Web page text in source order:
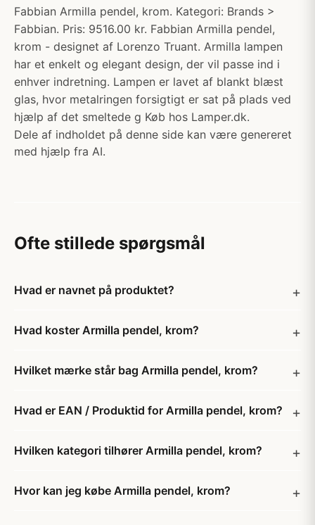
Fabbian Armilla pendel, krom. Kategori: Brands >
Fabbian. Pris: 9516.00 kr. Fabbian Armilla pendel,
krom - designet af Lorenzo Truant. Armilla lampen
har et enkelt og elegant design, der vil passe ind i
enhver indretning. Lampen er lavet af blankt blæst
glas, hvor metalringen forsigtigt er sat på plads ved
hjælp af det smeltede g Køb hos Lamper.dk.
Dele af indholdet på denne side kan være genereret
med hjælp fra AI.
Ofte stillede spørgsmål
Hvad er navnet på produktet?
Hvad koster Armilla pendel, krom?
Hvilket mærke står bag Armilla pendel, krom?
Hvad er EAN / Produktid for Armilla pendel, krom?
Hvilken kategori tilhører Armilla pendel, krom?
Hvor kan jeg købe Armilla pendel, krom?